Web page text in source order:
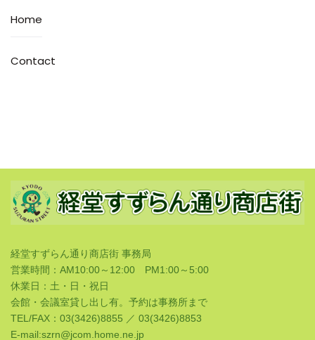
Home
Contact
経堂すずらん通り商店街 事務局
営業時間：AM10:00～12:00 PM1:00～5:00
休業日：土・日・祝日
会館・会議室貸し出し有。予約は事務所まで
TEL/FAX：03(3426)8855 ／ 03(3426)8853
E-mail:szrn@jcom.home.ne.jp